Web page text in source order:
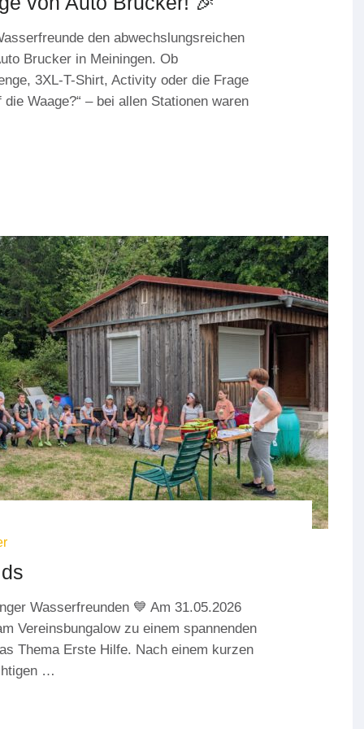
den abwechslungsreichen
Brucker in Meiningen. Ob
3XL-T-Shirt, Activity oder die Frage
Waage?“ – bei allen Stationen waren
Wasserfreunden 💙 Am 31.05.2026
Vereinsbungalow zu einem spannenden
Thema Erste Hilfe. Nach einem kurzen
…